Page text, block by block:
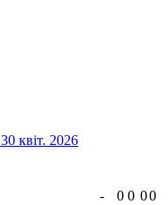
30 квіт. 2026
- 0 0 00